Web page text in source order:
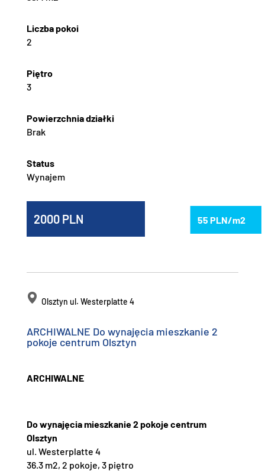
2
3
Brak
Wynajem
2000 55
Olsztyn ul. Westerplatte 4
ARCHIWALNE Do wynajęcia mieszkanie 2
pokoje centrum Olsztyn
ARCHIWALNE
Do wynajęcia mieszkanie 2 pokoje centrum
Olsztyn
ul. Westerplatte 4
36.3 m2, 2 pokoje, 3 piętro